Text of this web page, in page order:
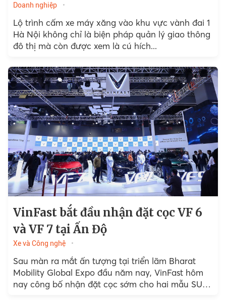
Doanh nghiệp
Lộ trình cấm xe máy xăng vào khu vực vành đai 1
Hà Nội không chỉ là biện pháp quản lý giao thông
đô thị mà còn được xem là cú hích...
VinFast bắt đầu nhận đặt cọc VF 6
và VF 7 tại Ấn Độ
Xe và Công nghệ
Sau màn ra mắt ấn tượng tại triển lãm Bharat
Mobility Global Expo đầu năm nay, VinFast hôm
nay công bố nhận đặt cọc sớm cho hai mẫu SUV